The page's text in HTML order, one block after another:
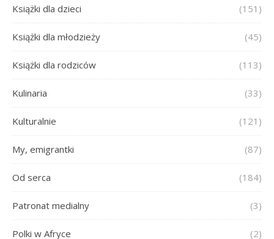
Książki dla dzieci (151)
Książki dla młodzieży (45)
Książki dla rodziców (113)
Kulinaria (33)
Kulturalnie (121)
My, emigrantki (87)
Od serca (184)
Patronat medialny (3)
Polki w Afryce (2)